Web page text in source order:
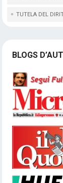
TUTELA DEL
BLOGS